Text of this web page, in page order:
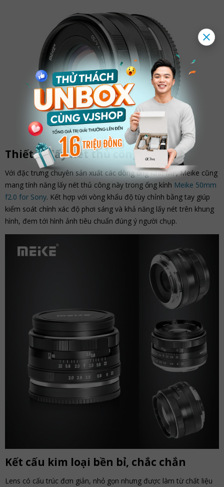
Thiết kế lấy nét thủ công MF
Với đặc trưng chuyên sản xuất các dòng ống kính MF, Meike cũng
mang tính năng lấy nét thủ công này trong ống kính Meike 50mm
f2.0 for Sony. Kết hợp với vòng khẩu độ tùy chỉnh bằng tay giúp
kiểm soát chính xác độ phơi sáng và khả năng lấy nét trên khung
hình, đem tới hình ảnh tiêu chuẩn đúng ý người chụp.
Kết cấu kim loại bền bỉ, chắc chắn
Lens có cấu trúc đơn giản, nhỏ gọn nhưng được làm từ chất liệu